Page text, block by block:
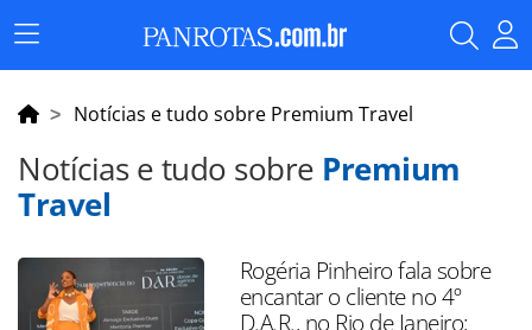
Menu
Principal
Notícias e tudo sobre Premium Travel
Notícias e tudo sobre Premium
Travel
Rogéria Pinheiro fala sobre
encantar o cliente no 4º
D.A.R., no Rio de Janeiro;